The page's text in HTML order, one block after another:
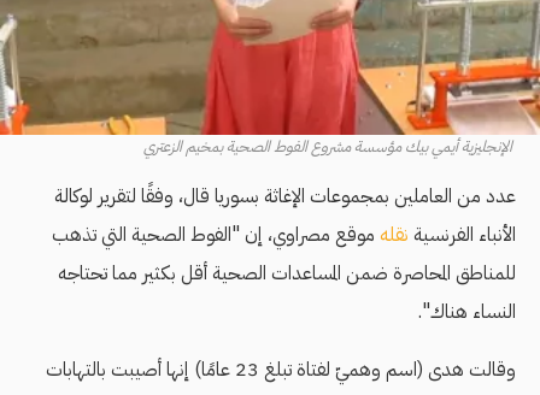
الإنجليزية أيمي بيك مؤسسة مشروع الفوط الصحية بمخيم الزعتري
عدد من العاملين بمجموعات الإغاثة بسوريا قال، وفقًا لتقرير لوكالة
الأنباء الفرنسية نقله موقع مصراوي، إن "الفوط الصحية التي تذهب
للمناطق المحاصرة ضمن المساعدات الصحية أقل بكثير مما تحتاجه
النساء هناك".
وقالت هدى (اسم وهميّ لفتاة تبلغ 23 عامًا) إنها أصيبت بالتهابات